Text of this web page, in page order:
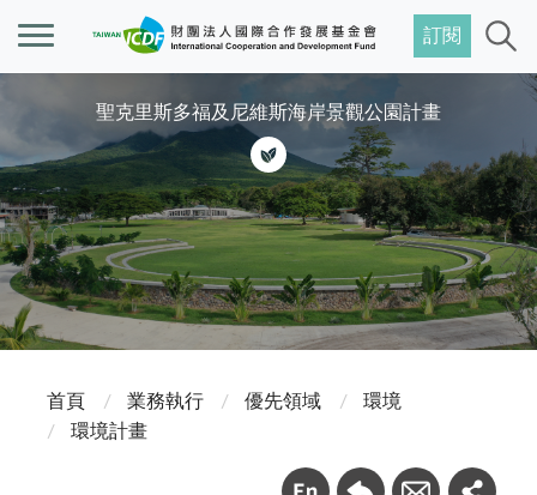
訂閱
聖克里斯多福及尼維斯海岸景觀公園計畫
首頁 業務執行 優先領域
環境
環境計畫